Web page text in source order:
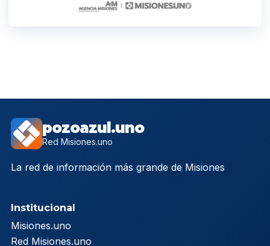
pozoazul.uno
Red Misiones.uno
La red de información más grande de Misiones
Institucional
Misiones.uno
Red Misiones.uno